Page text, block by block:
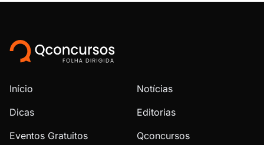
Início
Notícias
Dicas
Editorias
Eventos Gratuitos
Qconcursos